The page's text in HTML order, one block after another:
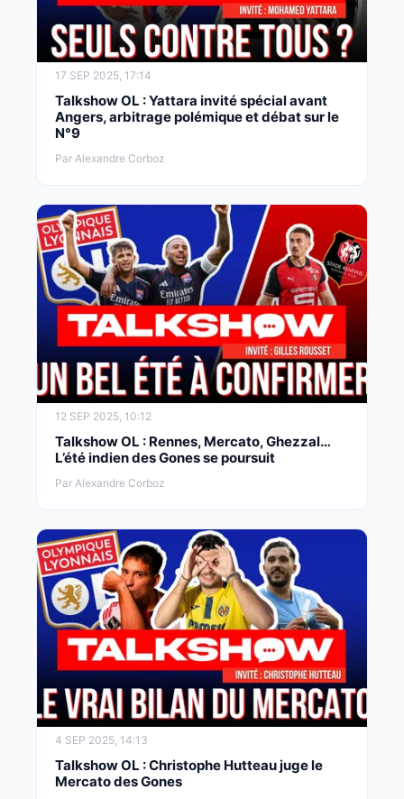
17 SEP 2025, 17:14
Talkshow OL : Yattara invité spécial avant
Angers, arbitrage polémique et débat sur le
N°9
Par Alexandre Corboz
12 SEP 2025, 10:12
Talkshow OL : Rennes, Mercato, Ghezzal…
L’été indien des Gones se poursuit
Par Alexandre Corboz
4 SEP 2025, 14:13
Talkshow OL : Christophe Hutteau juge le
Mercato des Gones